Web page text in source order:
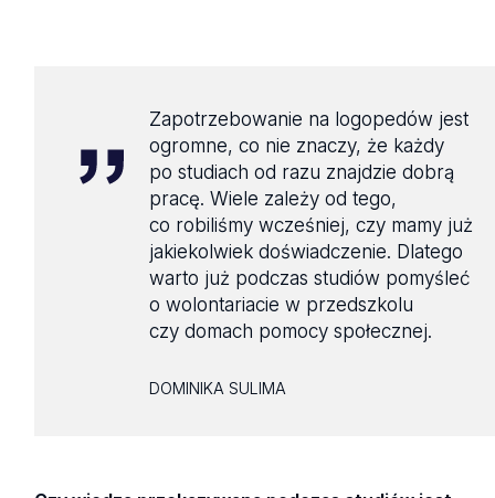
Zapotrzebowanie na logopedów jest
ogromne, co nie znaczy, że każdy
po studiach od razu znajdzie dobrą
pracę. Wiele zależy od tego,
co robiliśmy wcześniej, czy mamy już
jakiekolwiek doświadczenie. Dlatego
warto już podczas studiów pomyśleć
o wolontariacie w przedszkolu
czy domach pomocy społecznej.
DOMINIKA SULIMA